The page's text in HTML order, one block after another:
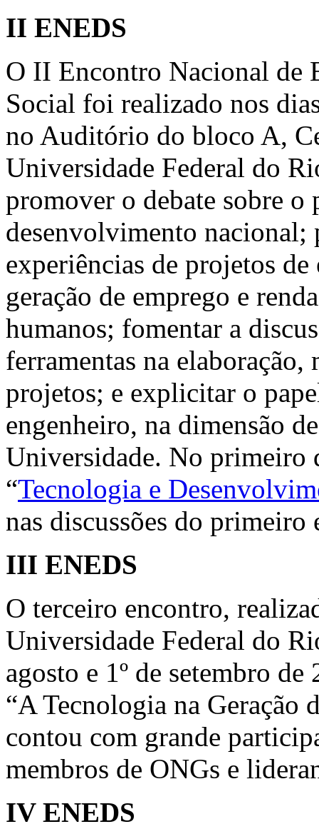
II ENEDS
O II Encontro Nacional de
Social foi realizado nos
no Auditório do bloco A,
Universidade Federal do
promover o debate sobre o
desenvolvimento nacional;
experiências de projetos
geração de emprego e
humanos; fomentar a
ferramentas na
projetos; e explicitar o
engenheiro, na dimensão
Universidade. No
“Tecnologia e
nas discussões do primeiro
III ENEDS
O terceiro encontro,
Universidade Federal do
agosto e 1º de setembro
“A Tecnologia na Geração
contou com grande
membros de ONGs e
IV ENEDS